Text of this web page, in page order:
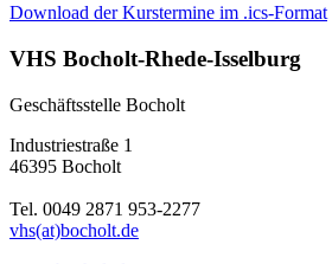
Download der Kurstermine im .ics-Format
VHS Bocholt-Rhede-Isselburg
Geschäftsstelle Bocholt
Industriestraße 1
46395 Bocholt
Tel. 0049 2871 953-2277
vhs(at)bocholt.de